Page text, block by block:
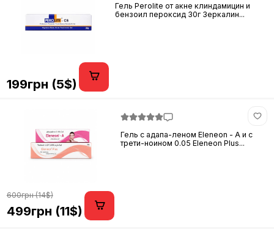
Гель Perolite от акне клиндамицин и
бензоил пероксид 30г Зеркалин...
199грн (5$)
Гель с адапа-леном Eleneon - A и с
трети-ноином 0.05 Eleneon Plus...
600грн (14$)
499грн (11$)